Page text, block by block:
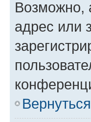
Возможно,
адрес или